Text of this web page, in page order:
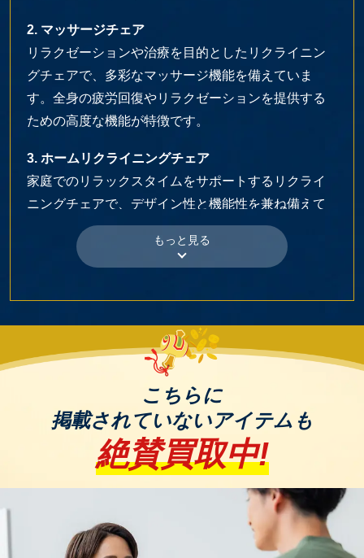
2. マッサージチェア
リラクゼーションや治療を目的としたリクライニン
グチェアで、多彩なマッサージ機能を備えていま
す。全身の疲労回復やリラクゼーションを提供する
ための高度な機能が特徴です。
3. ホームリクライニングチェア
家庭でのリラックスタイムをサポートするリクライ
ニングチェアで、デザイン性と機能性を兼ね備えて
います。手動または電動でリクライニングし、読書
やテレビ鑑賞などに適しています。
まで全身を包み込むようなデザインで、全身のリラ
クゼーションを追求した製品です。マッサージ機能
等も搭載していることが多く、リラクゼーション効
他にも多くのリクライニングチェアが市場に存在し
ます。お手持ちの製品の詳細や品番が不明な場合
くか、メーカーの公式サイトで情報をお調べいただ
くと査定がスムーズです。
こちらに
掲載されていないアイテムも
絶賛買取中!